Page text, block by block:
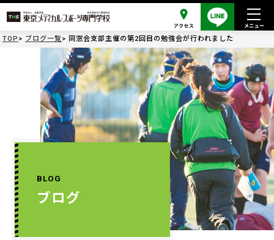
TOP ブログ一覧 同窓会支部主催の第2回目の勉強会が行われました
BLOG
ブログ